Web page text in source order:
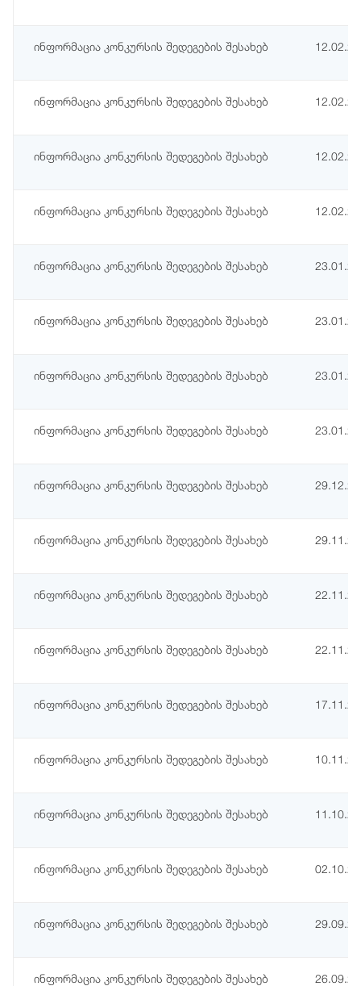
ინფორმაცია კონკურსის შედეგების შესახებ
ინფორმაცია კონკურსის შედეგების შესახებ
ინფორმაცია კონკურსის შედეგების შესახებ
ინფორმაცია კონკურსის შედეგების შესახებ
ინფორმაცია კონკურსის შედეგების შესახებ
ინფორმაცია კონკურსის შედეგების შესახებ
ინფორმაცია კონკურსის შედეგების შესახებ
ინფორმაცია კონკურსის შედეგების შესახებ
ინფორმაცია კონკურსის შედეგების შესახებ
ინფორმაცია კონკურსის შედეგების შესახებ
ინფორმაცია კონკურსის შედეგების შესახებ
ინფორმაცია კონკურსის შედეგების შესახებ
ინფორმაცია კონკურსის შედეგების შესახებ
ინფორმაცია კონკურსის შედეგების შესახებ
ინფორმაცია კონკურსის შედეგების შესახებ
ინფორმაცია კონკურსის შედეგების შესახებ
ინფორმაცია კონკურსის შედეგების შესახებ
ინფორმაცია კონკურსის შედეგების შესახებ